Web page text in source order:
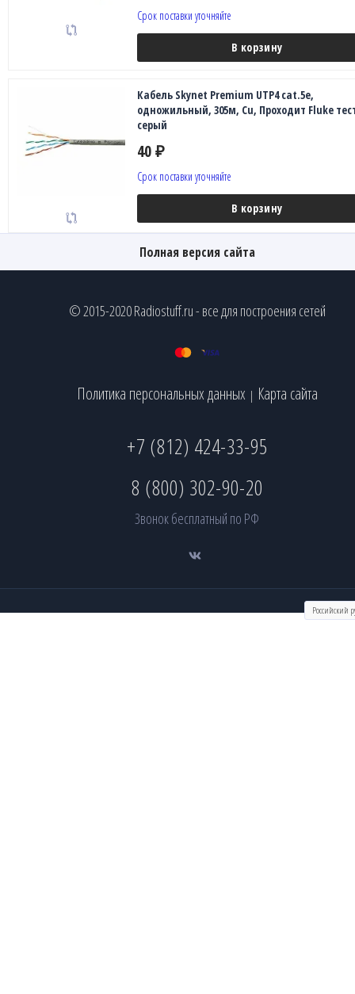
Срок поставки уточняйте
В корзину
Кабель Skynet Premium UTP4 cat.5е,
одножильный, 305м, Cu, Проходит Fluke
серый
40 ₽
Срок поставки уточняйте
В корзину
Полная версия сайта
© 2015-2020 Radiostuff.ru - все для построения сетей
Политика персональных данных | Карта сайта
+7 (812) 424-33-95
8 (800) 302-90-20
Звонок бесплатный по РФ